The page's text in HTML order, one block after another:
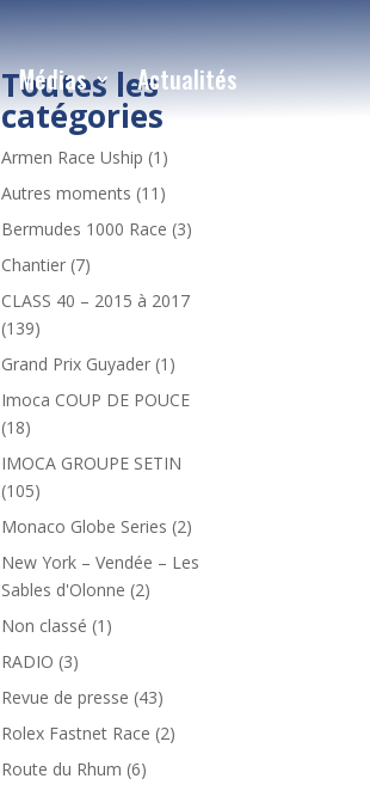
Médias Actualités
Toutes les
catégories
Armen Race Uship (1)
Autres moments (11)
Bermudes 1000 Race (3)
Chantier (7)
CLASS 40 – 2015 à 2017
(139)
Grand Prix Guyader (1)
Imoca COUP DE POUCE
(18)
IMOCA GROUPE SETIN
(105)
Monaco Globe Series (2)
New York – Vendée – Les
Sables d'Olonne (2)
Non classé (1)
RADIO (3)
Revue de presse (43)
Rolex Fastnet Race (2)
Route du Rhum (6)